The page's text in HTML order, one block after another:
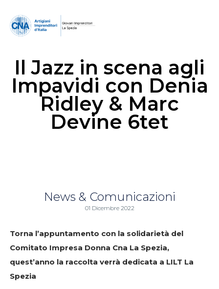
Il Jazz in scena agli
Impavidi con Denia
Ridley & Marc
Devine 6tet
News & Comunicazioni
01 Dicembre 2022
Torna l’appuntamento con la solidarietà del
Comitato Impresa Donna Cna La Spezia,
quest’anno la raccolta verrà dedicata a LILT La
Spezia